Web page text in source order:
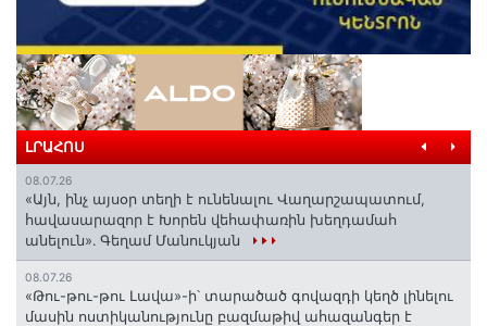
ԼՐԱՀՈՍ
08.07.26
«Այն, ինչ այսօր տեղի է ունենալու Վաղարշապատում,
հավասարազոր է Խորեն վեհափառին խեղդամահ
անելուն»․ Գեղամ Մանուկյան
08.07.26
«Թու-թու-թու Լավա»-ի՝ տարածած գովազդի կեղծ լինելու
մասին ոստիկանությունը բազմաթիվ ահազանգեր է